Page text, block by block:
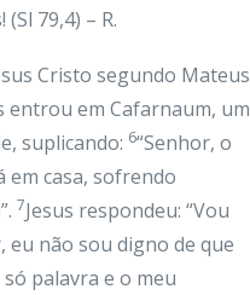
79,4) – R.
Cristo segundo Mateus
entrou em Cafarnaum, um
suplicando: 6“Senhor, o
em casa, sofrendo
7Jesus respondeu: “Vou
eu não sou digno de que
palavra e o meu